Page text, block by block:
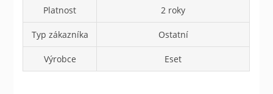
Platnost 2 roky
Typ zákazníka Ostatní
Výrobce Eset